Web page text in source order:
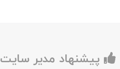
پیشنهاد مدیر سایت